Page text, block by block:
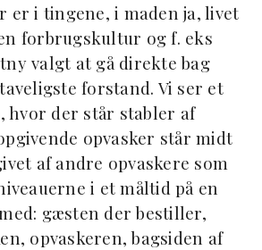
er i tingene, i maden ja, livet
forbrugskultur og f. eks
valgt at gå direkte bag
forstand. Vi ser et
hvor der står stabler af
opvasker står midt
af andre opvaskere som
i et måltid på en
gæsten der bestiller,
opvaskeren, bagsiden af